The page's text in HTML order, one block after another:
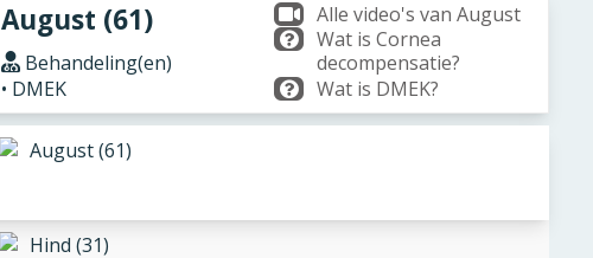
August (61)
Behandeling(en)
• DMEK
Alle video's van August
Wat is Cornea
decompensatie?
Wat is DMEK?
August (61)
Hind (31)